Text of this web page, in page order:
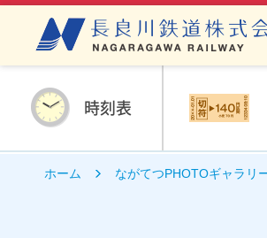
時刻表
ホーム ながてつPHOTOギャラリ